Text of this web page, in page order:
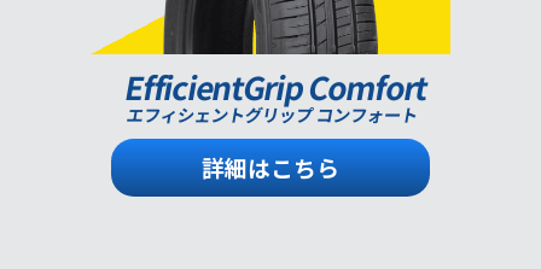
EfficientGrip Comfort
エフィシェントグリップ コンフォート
詳細はこちら